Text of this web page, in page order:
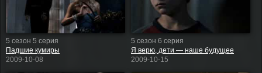
5 сезон 5 серия
Падшие кумиры
2009-10-08
5 сезон 6 серия
Я верю, дети — наше будущее
2009-10-15